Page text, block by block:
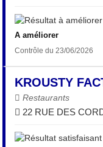
A améliorer
Contrôle du 23/06/2026
KROUSTY
Restaurants
22 RUE DES